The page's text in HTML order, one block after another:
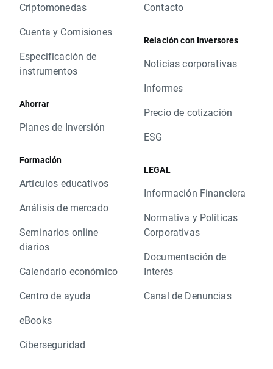
Criptomonedas
Cuenta y Comisiones
Especificación de
instrumentos
Ahorrar
Planes de Inversión
Formación
Artículos educativos
Análisis de mercado
Seminarios online
diarios
Calendario económico
Centro de ayuda
eBooks
Ciberseguridad
Contacto
Relación con Inversores
Noticias corporativas
Informes
Precio de cotización
ESG
LEGAL
Información Financiera
Normativa y Políticas
Corporativas
Documentación de
Interés
Canal de Denuncias